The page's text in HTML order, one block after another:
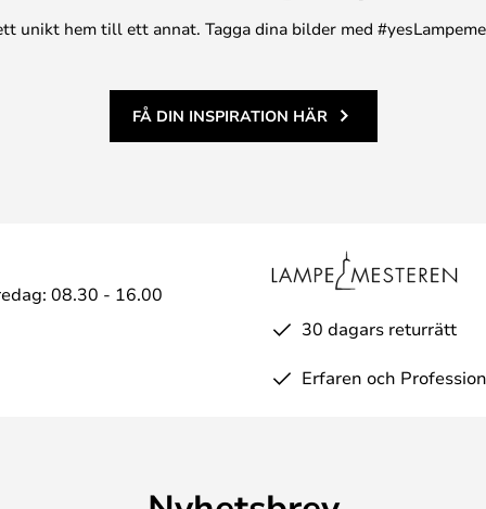
unikt hem till ett annat. Tagga dina bilder med
FÅ DIN INSPIRATION HÄR
08.30 - 16.00
30 dagars returrätt
Erfaren och